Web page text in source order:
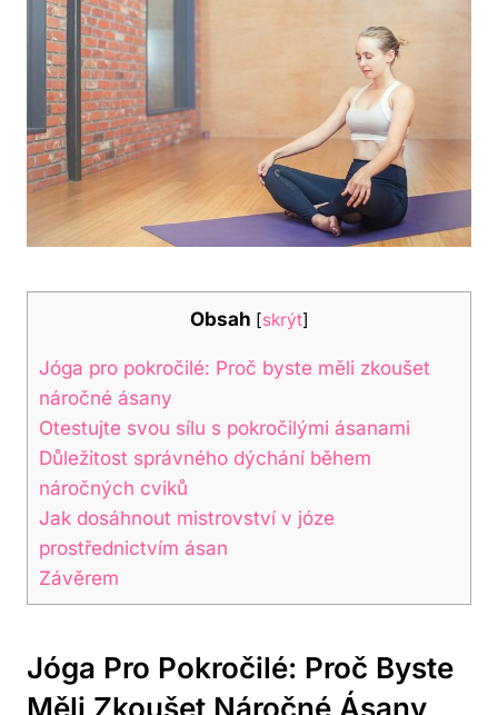
Obsah [skrýt]
Jóga pro pokročilé: Proč byste měli zkoušet
náročné ásany
Otestujte svou sílu s pokročilými ásanami
Důležitost správného dýchání během
náročných cviků
Jak dosáhnout mistrovství v józe
prostřednictvím ásan
Závěrem
Jóga Pro Pokročilé: Proč Byste
Měli Zkoušet Náročné Ásany